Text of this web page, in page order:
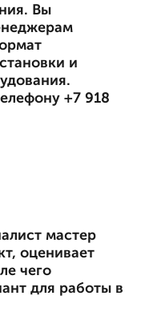
Вы
и
+7 918
мастер
оценивает
чего
для работы в